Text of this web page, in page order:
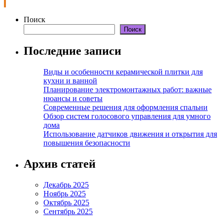
Поиск
Поиск
Последние записи
Виды и особенности керамической плитки для
кухни и ванной
Планирование электромонтажных работ: важные
нюансы и советы
Современные решения для оформления спальни
Обзор систем голосового управления для умного
дома
Использование датчиков движения и открытия для
повышения безопасности
Архив статей
Декабрь 2025
Ноябрь 2025
Октябрь 2025
Сентябрь 2025